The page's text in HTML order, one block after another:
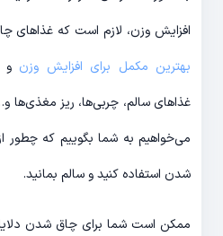
افزایش وزن، لازم است که غذاهای
بهترین مکمل برای افزایش وزن و
غذاهای سالم، چربی‌ها، ریز مغذی‌ها
می‌خواهیم به شما بگوییم که چطور
شدن استفاده کنید و سالم بمانید.
ممکن است شما برای چاق شدن